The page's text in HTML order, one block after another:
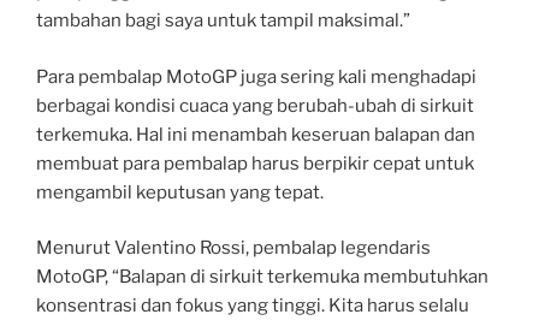
tambahan bagi saya untuk tampil maksimal.”
Para pembalap MotoGP juga sering kali menghadapi
berbagai kondisi cuaca yang berubah-ubah di sirkuit
terkemuka. Hal ini menambah keseruan balapan dan
membuat para pembalap harus berpikir cepat untuk
mengambil keputusan yang tepat.
Menurut Valentino Rossi, pembalap legendaris
MotoGP, “Balapan di sirkuit terkemuka membutuhkan
konsentrasi dan fokus yang tinggi. Kita harus selalu